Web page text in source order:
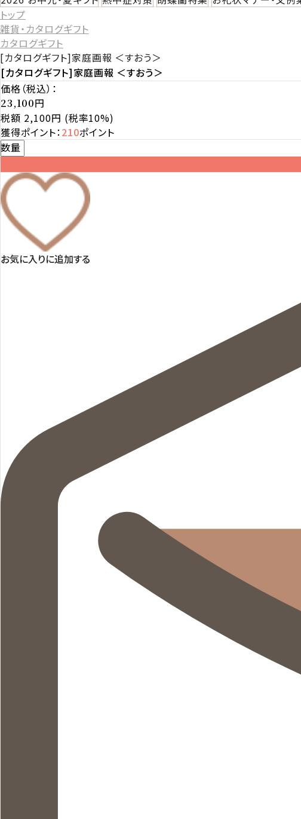
トップ
雑貨・カタログギフト
カタログギフト
[カタログギフト]家庭画報 ＜すおう＞
[カタログギフト]家庭画報 ＜すおう＞
価格（税込）：
23,100円
税額 2,100円 (税率10%)
獲得ポイント：210ポイント
数量
お気に入りに追加する